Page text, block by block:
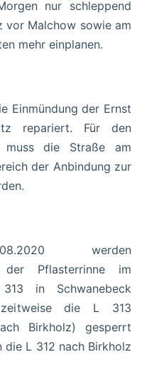
nur schleppend
vor Malchow sowie am
mehr einplanen.
Einmündung der Ernst
repariert. Für den
muss die Straße am
der Anbindung zur
werden
der Pflasterrinne im
in Schwanebeck
die L 313
Birkholz) gesperrt
L 312 nach Birkholz